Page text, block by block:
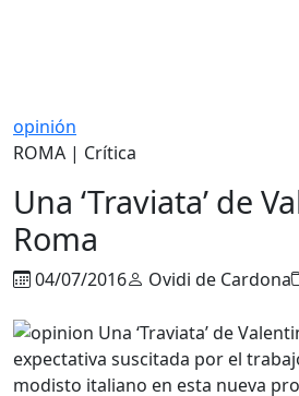
opinión
ROMA | Crítica
Una ‘Traviata’ de
Roma
04/07/2016 Ovidi de Cardona
expectativa suscitada por el
modisto italiano en esta nueva